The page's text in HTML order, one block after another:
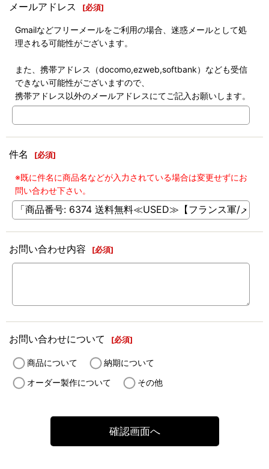
メールアドレス [必須]
Gmailなどフリーメールをご利用の場合、迷惑メールとして処
理される可能性がございます。
また、携帯アドレス（docomo,ezweb,softbank）なども受信
できない可能性がございますので、
携帯アドレス以外のメールアドレスにてご記入お願いします。
件名 [必須]
※既に件名に商品名などが入力されている場合は変更せずにお
問い合わせ下さい。
お問い合わせ内容 [必須]
お問い合わせについて [必須]
商品について
納期について
オーダー製作について
その他
確認画面へ